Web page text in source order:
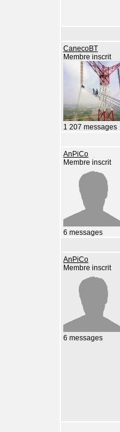
CanecoBT
Membre inscrit
1 207 messages
AnPiCo
Membre inscrit
6 messages
AnPiCo
Membre inscrit
6 messages